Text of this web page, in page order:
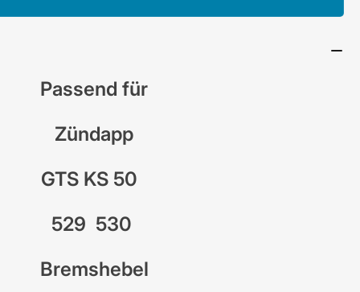
Passend für
Zündapp
GTS KS 50
529 530
Bremshebel